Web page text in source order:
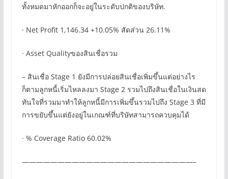
ทั้งหมดมาหักออกก็จะอยู่ในระดับปกติของบริษัท.
· Net Profit 1,146.34 +10.05% สัดส่วน 26.11%
· Asset Qualityของสินเชื่อรวม
– สินเชื่อ Stage 1 ยังมีการปล่อยสินเชื่อเพิ่มขึ้นแต่อย่างไร
ก็ตามลูกหนี้เริ่มไหลลงมา Stage 2 รวมไปถึงสินเชื่อในเงินสด
ทันใจที่รวมมาทำให้ลูกหนี้มีการเพิ่มขึ้นรวมไปถึง Stage 3 ที่มี
การขยับขึ้นแต่ยังอยู่ในเกณฑ์ที่บริษัทสามารถควบคุมได้
· % Coverage Ratio 60.02%
————————————————————————–